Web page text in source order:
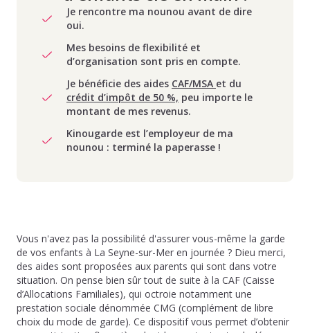
Je rencontre ma nounou avant de dire
oui.
Mes besoins de flexibilité et
d’organisation sont pris en compte.
Je bénéficie des aides CAF/MSA et du
crédit d’impôt de 50 %, peu importe le
montant de mes revenus.
Kinougarde est l’employeur de ma
nounou : terminé la paperasse !
Vous n'avez pas la possibilité d'assurer vous-même la garde
de vos enfants à La Seyne-sur-Mer en journée ? Dieu merci,
des aides sont proposées aux parents qui sont dans votre
situation. On pense bien sûr tout de suite à la CAF (Caisse
d’Allocations Familiales), qui octroie notamment une
prestation sociale dénommée CMG (complément de libre
choix du mode de garde). Ce dispositif vous permet d’obtenir